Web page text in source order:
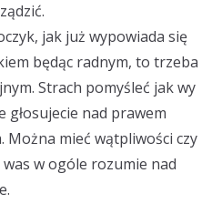
jak już wypowiada się
będąc radnym, to trzeba
Strach pomyśleć jak wy
głosujecie nad prawem
Można mieć wątpliwości czy
w ogóle rozumie nad